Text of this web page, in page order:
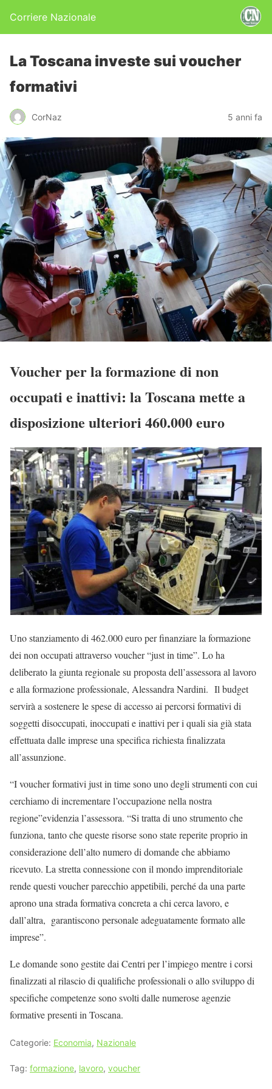
Corriere Nazionale
La Toscana investe sui voucher
formativi
CorNaz 5 anni fa
Voucher per la formazione di non
occupati e inattivi: la Toscana mette a
disposizione ulteriori 460.000 euro
Uno stanziamento di 462.000 euro per finanziare la formazione
dei non occupati attraverso voucher “just in time”. Lo ha
deliberato la giunta regionale su proposta dell’assessora al lavoro
e alla formazione professionale, Alessandra Nardini. Il budget
servirà a sostenere le spese di accesso ai percorsi formativi di
soggetti disoccupati, inoccupati e inattivi per i quali sia già stata
effettuata dalle imprese una specifica richiesta finalizzata
all’assunzione.
“I voucher formativi just in time sono uno degli strumenti con cui
cerchiamo di incrementare l’occupazione nella nostra
regione”evidenzia l’assessora. “Si tratta di uno strumento che
funziona, tanto che queste risorse sono state reperite proprio in
considerazione dell’alto numero di domande che abbiamo
ricevuto. La stretta connessione con il mondo imprenditoriale
rende questi voucher parecchio appetibili, perché da una parte
aprono una strada formativa concreta a chi cerca lavoro, e
dall’altra, garantiscono personale adeguatamente formato alle
imprese”.
Le domande sono gestite dai Centri per l’impiego mentre i corsi
finalizzati al rilascio di qualifiche professionali o allo sviluppo di
specifiche competenze sono svolti dalle numerose agenzie
formative presenti in Toscana.
Categorie: Economia, Nazionale
Tag: formazione, lavoro, voucher